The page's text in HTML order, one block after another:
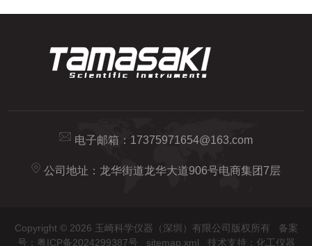
电子邮箱： 17375971654@163.com
公司地址：龙华街道龙华大道906号电商集团7层
Copyright © 2026 玉崎科学仪器（深圳）有限公司版权所有 备案
号：粤ICP备2024299387号
sitemap.xml 技术支持： 化工仪器